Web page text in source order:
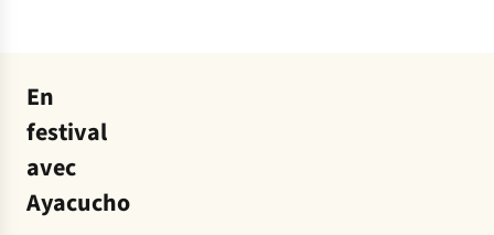
En
festival
avec
Ayacucho